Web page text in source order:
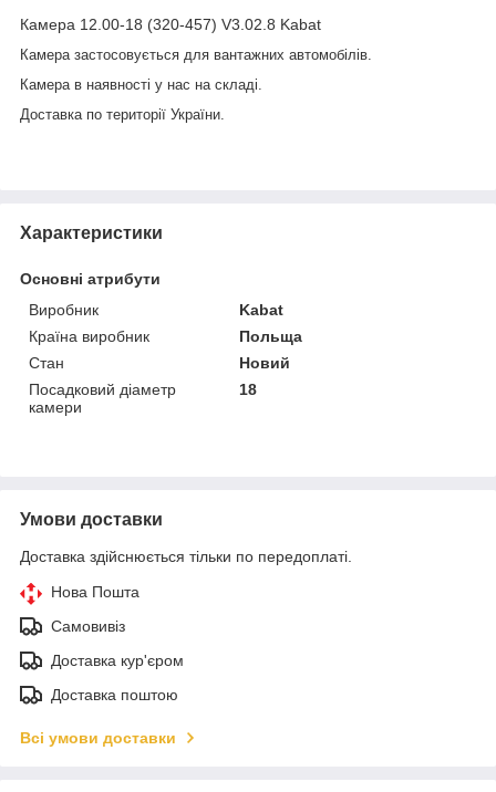
Камера 12.00-18 (320-457) V3.02.8 Kabat
Камера застосовується для вантажних автомобілів.
Камера в наявності у нас на складі.
Доставка по території України.
Характеристики
Основні атрибути
Виробник
Kabat
Країна виробник
Польща
Стан
Новий
Посадковий діаметр
камери
18
Умови доставки
Доставка здійснюється тільки по передоплаті.
Нова Пошта
Самовивіз
Доставка кур'єром
Доставка поштою
Всі умови доставки